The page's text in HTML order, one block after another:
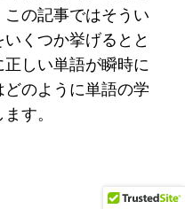
の記事ではそうい
くつか挙げるとと
しい単語が瞬時に
のように単語の学
す。